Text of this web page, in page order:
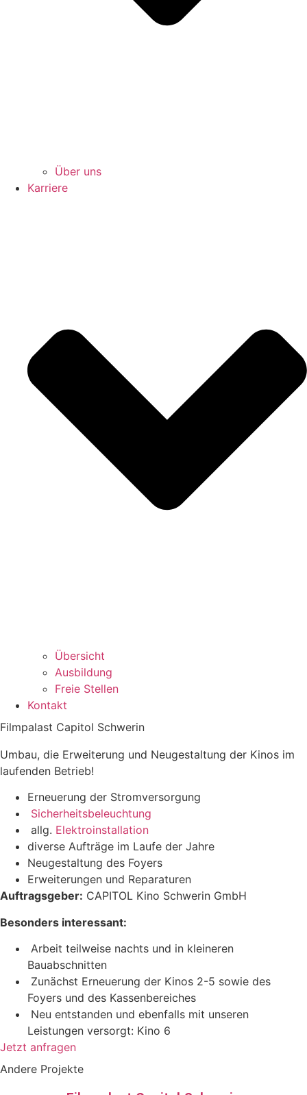
Über uns
Karriere
Übersicht
Ausbildung
Freie Stellen
Kontakt
Filmpalast Capitol Schwerin
Umbau, die Erweiterung und Neugestaltung der Kinos im
laufenden Betrieb!
Erneuerung der Stromversorgung
Sicherheitsbeleuchtung
allg. Elektroinstallation
diverse Aufträge im Laufe der Jahre
Neugestaltung des Foyers
Erweiterungen und Reparaturen
Auftragsgeber: CAPITOL Kino Schwerin GmbH
Besonders interessant:
Arbeit teilweise nachts und in kleineren
Bauabschnitten
Zunächst Erneuerung der Kinos 2-5 sowie des
Foyers und des Kassenbereiches
Neu entstanden und ebenfalls mit unseren
Leistungen versorgt: Kino 6
Jetzt anfragen
Andere Projekte